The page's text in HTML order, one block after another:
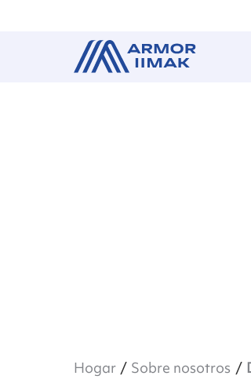
Hogar Sobre nosotros